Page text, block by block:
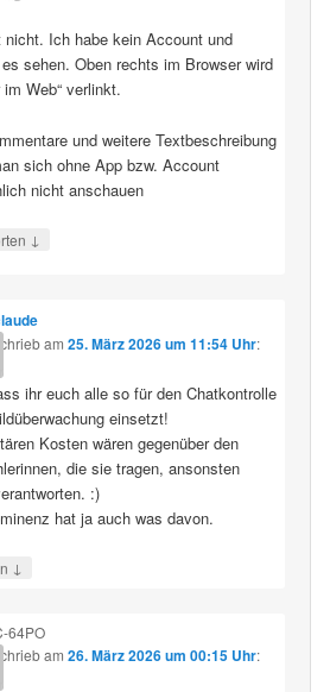
nicht. Ich habe kein Account und
sehen. Oben rechts im Browser wird
im Web“ verlinkt.
und weitere Textbeschreibung
sich ohne App bzw. Account
nicht anschauen
↓
schriebam 25. März 2026 um 11:54 Uhr:
ihr euch alle so für den Chatkontrolle
einsetzt!
Kosten wären gegenüber den
die sie tragen, ansonsten
:)
hat ja auch was davon.
↓
64PO
schriebam 26. März 2026 um 00:15 Uhr: